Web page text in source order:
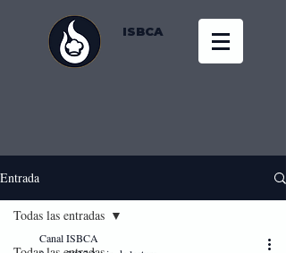
ISBCA
Entrada
Todas las entradas
Canal ISBCA